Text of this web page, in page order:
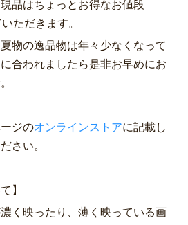
品はちょっとお得なお値段
ただきます。
物の逸品物は年々少なくなって
合われましたら是非お早めにお
ジのオンラインストアに記載し
さい。
】
く映ったり、薄く映っている画